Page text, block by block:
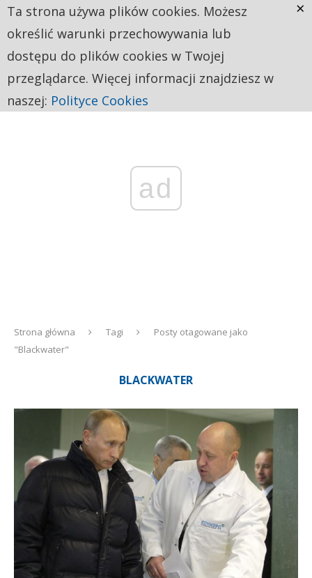
ad
Strona główna Tagi
Posty otagowane jako
"Blackwater"
BLACKWATER
Ta strona używa plików cookies. Możesz
określić warunki przechowywania lub
dostępu do plików cookies w Twojej
przeglądarce. Więcej informacji znajdziesz w
naszej: Polityce Cookies
×